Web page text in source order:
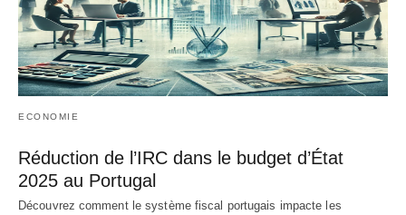
ECONOMIE
Réduction de l’IRC dans le budget d’État
2025 au Portugal
Découvrez comment le système fiscal portugais impacte les